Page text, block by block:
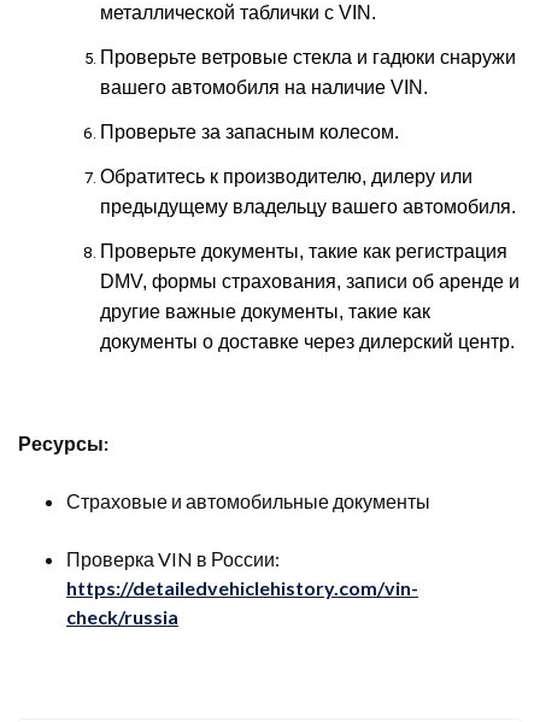
металлической таблички с VIN.
Проверьте ветровые стекла и гадюки снаружи
вашего автомобиля на наличие VIN.
Проверьте за запасным колесом.
Обратитесь к производителю, дилеру или
предыдущему владельцу вашего автомобиля.
Проверьте документы, такие как регистрация
DMV, формы страхования, записи об аренде и
другие важные документы, такие как
документы о доставке через дилерский центр.
Ресурсы:
Страховые и автомобильные документы
Проверка VIN в России:
https://detailedvehiclehistory.com/vin-
check/russia